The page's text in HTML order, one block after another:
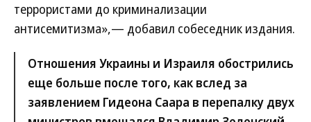
террористами до криминализации
антисемитизма»,— добавил собеседник издания.
Отношения Украины и Израиля обострились
еще больше после того, как вслед за
заявлением Гидеона Саара в перепалку двух